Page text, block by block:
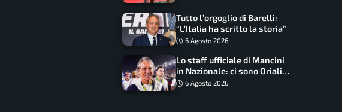
Tutto l’orgoglio di Barelli:
“L’Italia ha scritto la storia”
6 Agosto 2026
Lo staff ufficiale di Mancini
in Nazionale: ci sono Oriali e
Bonucci, confermato un
6 Agosto 2026